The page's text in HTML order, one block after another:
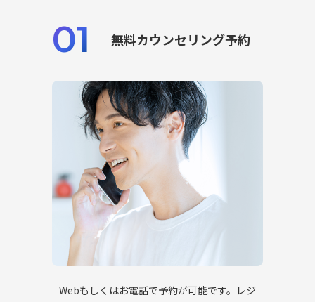
01 無料カウンセリング予約
Webもしくはお電話で予約が可能です。レジ